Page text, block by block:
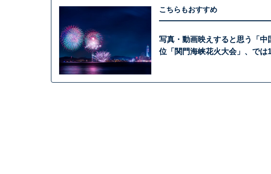
こちらもおすすめ
写真・動画映えすると思う「
位「関門海峡花火大会」、では